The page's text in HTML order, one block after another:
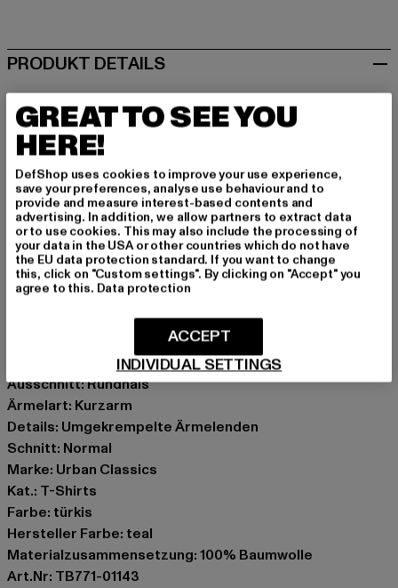
PRODUKT DETAILS
URBAN CLASSICS
Ladies Extended Shoulder
Der nächste Streetwear-Move steht an: Das Ladies
frischem Türkis direkt in deine Rotation. Mit einem
Material aus 100% Baumwolle und dem normalen Schnitt
sitzt dieses Tee genau da, wo es sein muss. Ready für
den entspannten Block oder den Club-Drop. Der
Rundhals und die angeschnittenen Kurzärmel geben dem
Ganzen einen toughen, aber bequemen Fit. Perfekt, um
dein Statement zu setzen, ohne extra laut sein zu
Anlass: Alltag, Bequem, Freizeit, Lässig, Casual, Basic
Ausschnitt: Rundhals
Ärmelart: Kurzarm
Details: Umgekrempelte Ärmelenden
Schnitt: Normal
Marke: Urban Classics
Kat.: T-Shirts
Farbe: türkis
Hersteller Farbe: teal
Materialzusammensetzung: 100% Baumwolle
Art.Nr: TB771-01143
GREAT TO SEE YOU
HERE!
DefShop uses cookies to improve your use experience,
save your preferences, analyse use behaviour and to
provide and measure interest-based contents and
advertising. In addition, we allow partners to extract data
or to use cookies. This may also include the processing of
your data in the USA or other countries which do not have
the EU data protection standard. If you want to change
this, click on "Custom settings". By clicking on "Accept" you
agree to this. Data protection
INDIVIDUAL SETTINGS
ACCEPT